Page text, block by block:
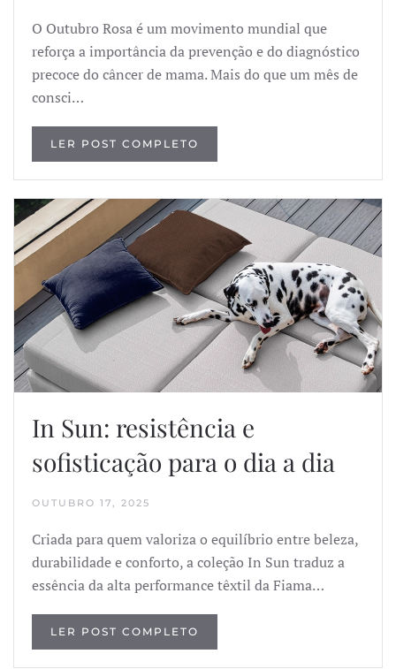
O Outubro Rosa é um movimento mundial que
reforça a importância da prevenção e do diagnóstico
precoce do câncer de mama. Mais do que um mês de
consci…
LER POST COMPLETO
In Sun: resistência e
sofisticação para o dia a dia
OUTUBRO 17, 2025
Criada para quem valoriza o equilíbrio entre beleza,
durabilidade e conforto, a coleção In Sun traduz a
essência da alta performance têxtil da Fiama…
LER POST COMPLETO